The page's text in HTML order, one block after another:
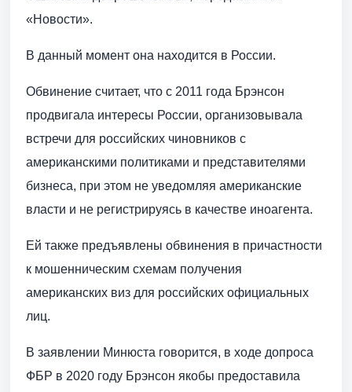
«Новости».
В данный момент она находится в России.
Обвинение считает, что с 2011 года Брэнсон
продвигала интересы России, организовывала
встречи для российских чиновников с
американскими политиками и представителями
бизнеса, при этом не уведомляя американские
власти и не регистрируясь в качестве иноагента.
Ей также предъявлены обвинения в причастности
к мошенническим схемам получения
американских виз для российских официальных
лиц.
В заявлении Минюста говорится, в ходе допроса
ФБР в 2020 году Брэнсон якобы предоставила